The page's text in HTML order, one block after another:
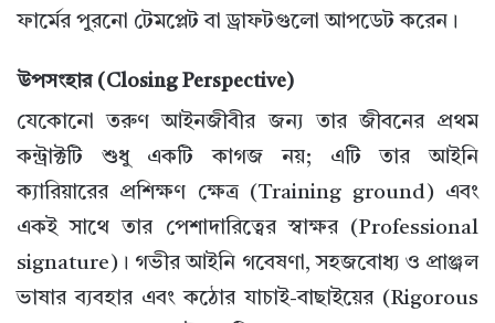
ফার্মের পুরনো টেমপ্লেট বা ড্রাফটগুলো আপডেট করেন।
উপসংহার (Closing Perspective)
যেকোনো তরুণ আইনজীবীর জন্য তার জীবনের প্রথম
কন্ট্রাক্টটি শুধু একটি কাগজ নয়; এটি তার আইনি
ক্যারিয়ারের প্রশিক্ষণ ক্ষেত্র (Training ground) এবং
একই সাথে তার পেশাদারিত্বের স্বাক্ষর (Professional
signature)। গভীর আইনি গবেষণা, সহজবোধ্য ও প্রাঞ্জল
ভাষার ব্যবহার এবং কঠোর যাচাই-বাছাইয়ের (Rigorous